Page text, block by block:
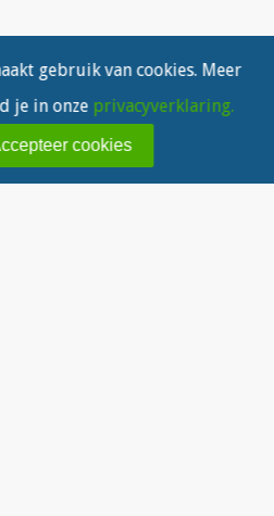
gebruik van cookies. Meer
je in onze privacyverklaring.
cookies